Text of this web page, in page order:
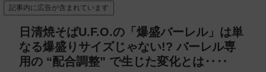
記事内に広告が含まれています
日清焼そばU.F.O.の「爆盛バーレル」は単
なる爆盛りサイズじゃない!? バーレル専
用の “配合調整” で生じた変化とは‥‥